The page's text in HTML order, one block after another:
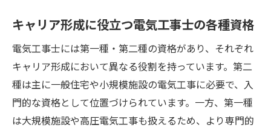
キャリア形成に役立つ電気工事士の各種資格
電気工事士には第一種・第二種の資格があり、それぞれ
キャリア形成において異なる役割を持っています。第二
種は主に一般住宅や小規模施設の電気工事に必要で、入
門的な資格として位置づけられています。一方、第一種
は大規模施設や高圧電気工事も扱えるため、より専門的